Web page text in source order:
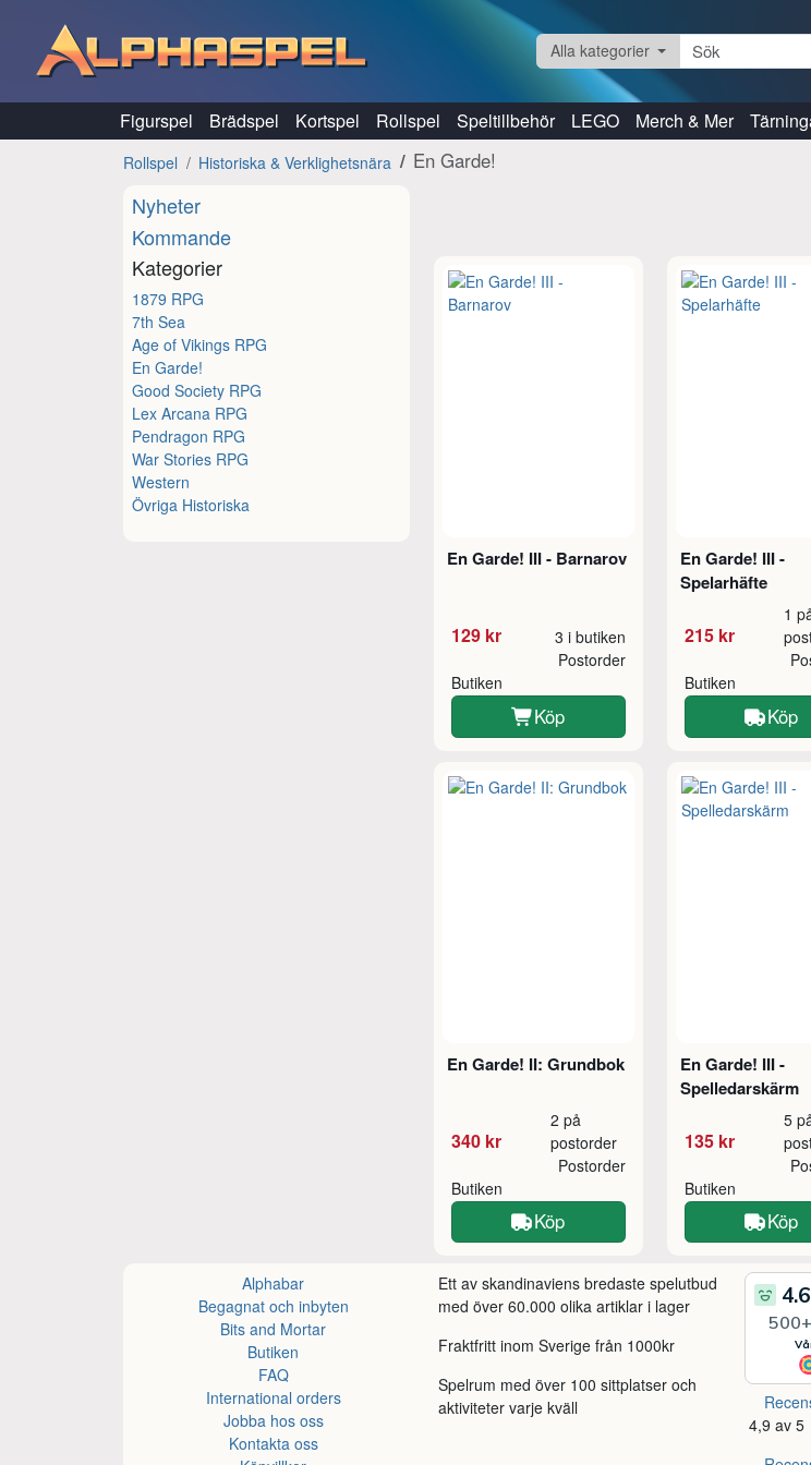
Alla kategorier
Figurspel Brädspel Kortspel Rollspel Speltillbehör LEGO Merch & Mer
Rollspel Historiska & Verklighetsnära En Garde!
Nyheter
Kommande
Kategorier
1879 RPG
7th Sea
Age of Vikings RPG
En Garde!
Good Society RPG
Lex Arcana RPG
Pendragon RPG
War Stories RPG
Western
Övriga Historiska
En Garde! III - Barnarov
129 kr 3 i butiken
Butiken
Postorder
Köp
En Garde! III -
Spelarhäfte
215 kr
1
Butiken
Köp
En Garde! II: Grundbok
340 kr
2 på
postorder
Butiken
Postorder
Köp
En Garde! III -
Spelledarskärm
135 kr
5
Butiken
Köp
Alphabar
Begagnat och inbyten
Bits and Mortar
Butiken
FAQ
International orders
Jobba hos oss
Kontakta oss
Ett av skandinaviens bredaste spelutbud
med över 60.000 olika artiklar i lager
Fraktfritt inom Sverige från 1000kr
Spelrum med över 100 sittplatser och
aktiviteter varje kväll
4,9 av 5